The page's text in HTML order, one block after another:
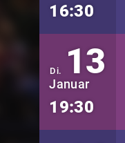
16:30
Di. 13
Januar
19:30